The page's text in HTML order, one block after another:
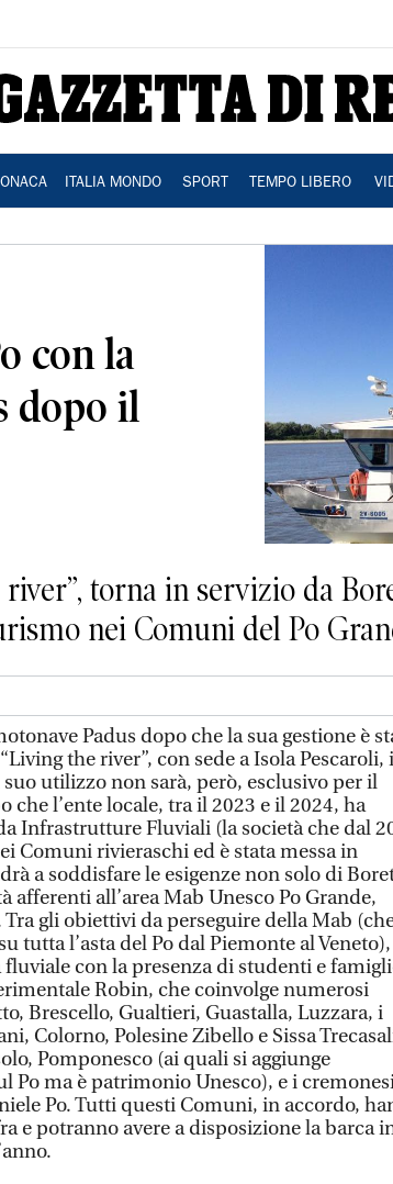
ITALIA MONDO SPORT TEMPO LIBERO
con la
dopo il
torna in servizio da
nei Comuni del Po
Padus dopo che la sua gestione è
the river”, con sede a Isola Pescaroli,
utilizzo non sarà, però, esclusivo per il
che l’ente locale, tra il 2023 e il 2024, ha
Infrastrutture Fluviali (la società che dal
Comuni rivieraschi ed è stata messa in
a soddisfare le esigenze non solo di
afferenti all’area Mab Unesco Po Grande,
gli obiettivi da perseguire della Mab
tutta l’asta del Po dal Piemonte al Veneto),
fluviale con la presenza di studenti e
Robin, che coinvolge numerosi
Brescello, Gualtieri, Guastalla, Luzzara, i
Colorno, Polesine Zibello e Sissa
Pomponesco (ai quali si aggiunge
Po ma è patrimonio Unesco), e i
Po. Tutti questi Comuni, in accordo,
e potranno avere a disposizione la barca